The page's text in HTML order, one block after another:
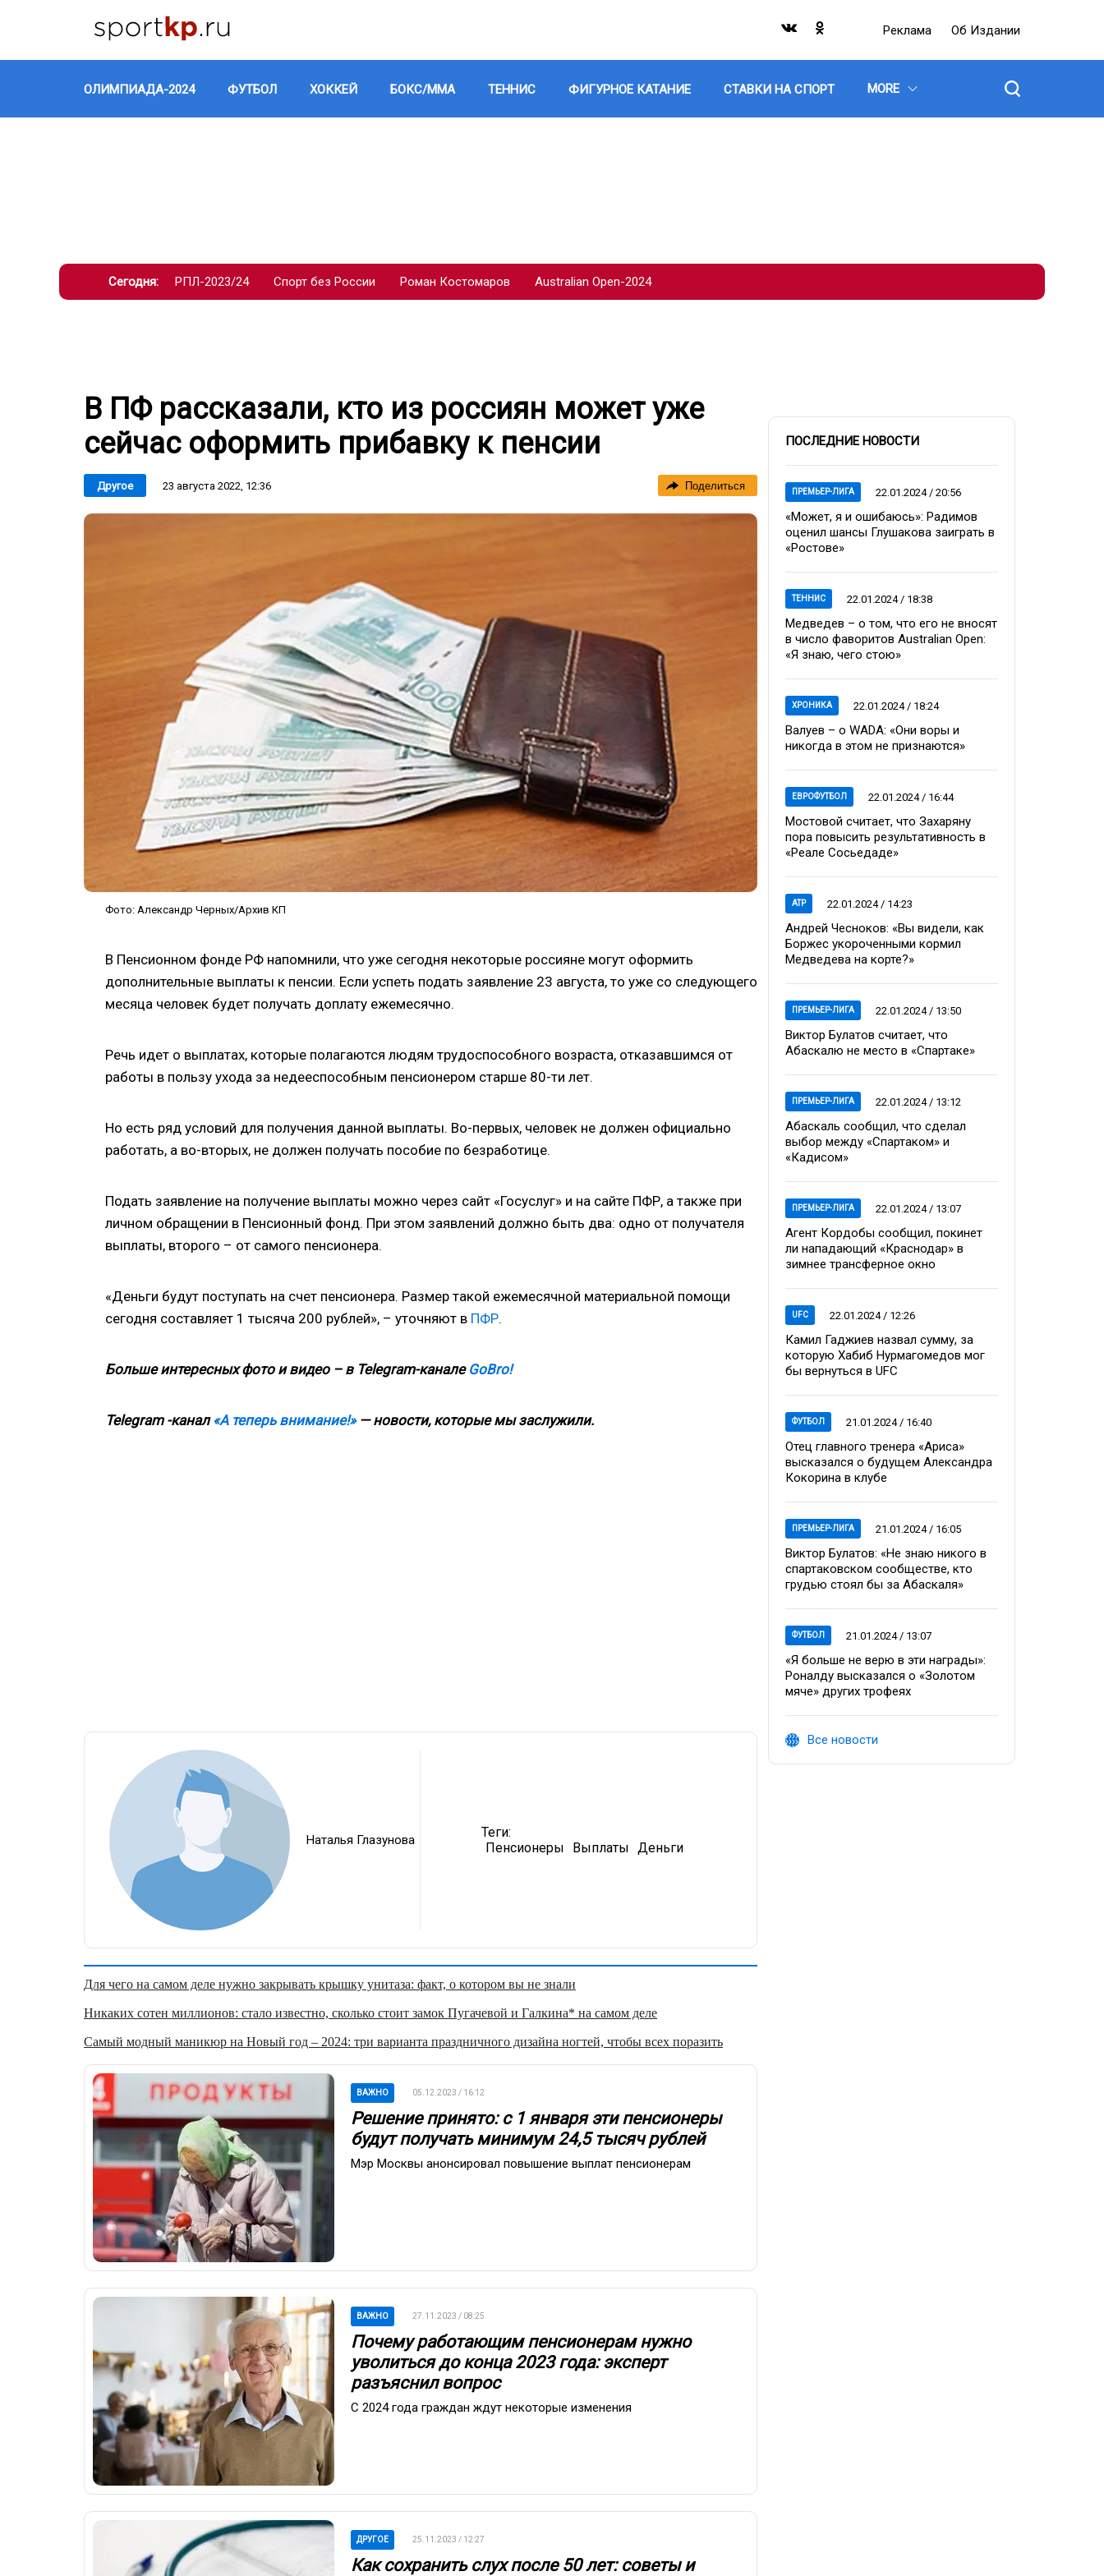
Реклама Об Издании
ОЛИМПИАДА-2024 ФУТБОЛ ХОККЕЙ БОКС/ММА ТЕННИС ФИГУРНОЕ КАТАНИЕ СТАВКИ НА СПОРТ MORE
Сегодня: РПЛ-2023/24 Спорт без России Роман Костомаров Australian Open-2024
В ПФ рассказали, кто из россиян может уже
сейчас оформить прибавку к пенсии
Другое 23 августа 2022, 12:36 Поделиться
Фото: Александр Черных/Архив КП
В Пенсионном фонде РФ напомнили, что уже сегодня некоторые россияне могут оформить
дополнительные выплаты к пенсии. Если успеть подать заявление 23 августа, то уже со следующего
месяца человек будет получать доплату ежемесячно.
Речь идет о выплатах, которые полагаются людям трудоспособного возраста, отказавшимся от
работы в пользу ухода за недееспособным пенсионером старше 80-ти лет.
Но есть ряд условий для получения данной выплаты. Во-первых, человек не должен официально
работать, а во-вторых, не должен получать пособие по безработице.
Подать заявление на получение выплаты можно через сайт «Госуслуг» и на сайте ПФР, а также при
личном обращении в Пенсионный фонд. При этом заявлений должно быть два: одно от получателя
выплаты, второго – от самого пенсионера.
«Деньги будут поступать на счет пенсионера. Размер такой ежемесячной материальной помощи
сегодня составляет 1 тысяча 200 рублей», – уточняют в ПФР.
Больше интересных фото и видео – в Telegram-канале GoBro!
Telegram -канал «А теперь внимание!»— новости, которые мы заслужили.
Наталья Глазунова
Теги:
Пенсионеры
Выплаты Деньги
Для чего на самом деле нужно закрывать крышку унитаза: факт, о котором вы не знали
Никаких сотен миллионов: стало известно, сколько стоит замок Пугачевой и Галкина* на самом деле
Самый модный маникюр на Новый год – 2024: три варианта праздничного дизайна ногтей, чтобы всех поразить
ВАЖНО 05.12.2023 / 16:12
Решение принято: с 1 января эти пенсионеры
будут получать минимум 24,5 тысяч рублей
Мэр Москвы анонсировал повышение выплат пенсионерам
ВАЖНО 27.11.2023 / 08:25
Почему работающим пенсионерам нужно
уволиться до конца 2023 года: эксперт
разъяснил вопрос
С 2024 года граждан ждут некоторые изменения
ДРУГОЕ 25.11.2023 / 12:27
Как сохранить слух после 50 лет: советы и
ПОСЛЕДНИЕ НОВОСТИ
ПРЕМЬЕР-ЛИГА 22.01.2024 / 20:56
«Может, я и ошибаюсь»: Радимов
оценил шансы Глушакова заиграть в
«Ростове»
ТЕННИС 22.01.2024 / 18:38
Медведев – о том, что его не вносят
в число фаворитов Australian Open:
«Я знаю, чего стою»
ХРОНИКА 22.01.2024 / 18:24
Валуев – о WADA: «Они воры и
никогда в этом не признаются»
ЕВРОФУТБОЛ 22.01.2024 / 16:44
Мостовой считает, что Захаряну
пора повысить результативность в
«Реале Сосьедаде»
ATP 22.01.2024 / 14:23
Андрей Чесноков: «Вы видели, как
Боржес укороченными кормил
Медведева на корте?»
ПРЕМЬЕР-ЛИГА 22.01.2024 / 13:50
Виктор Булатов считает, что
Абаскалю не место в «Спартаке»
ПРЕМЬЕР-ЛИГА 22.01.2024 / 13:12
Абаскаль сообщил, что сделал
выбор между «Спартаком» и
«Кадисом»
ПРЕМЬЕР-ЛИГА 22.01.2024 / 13:07
Агент Кордобы сообщил, покинет
ли нападающий «Краснодар» в
зимнее трансферное окно
UFC 22.01.2024 / 12:26
Камил Гаджиев назвал сумму, за
которую Хабиб Нурмагомедов мог
бы вернуться в UFC
ФУТБОЛ 21.01.2024 / 16:40
Отец главного тренера «Ариса»
высказался о будущем Александра
Кокорина в клубе
ПРЕМЬЕР-ЛИГА 21.01.2024 / 16:05
Виктор Булатов: «Не знаю никого в
спартаковском сообществе, кто
грудью стоял бы за Абаскаля»
ФУТБОЛ 21.01.2024 / 13:07
«Я больше не верю в эти награды»:
Роналду высказался о «Золотом
мяче» других трофеях
Все новости